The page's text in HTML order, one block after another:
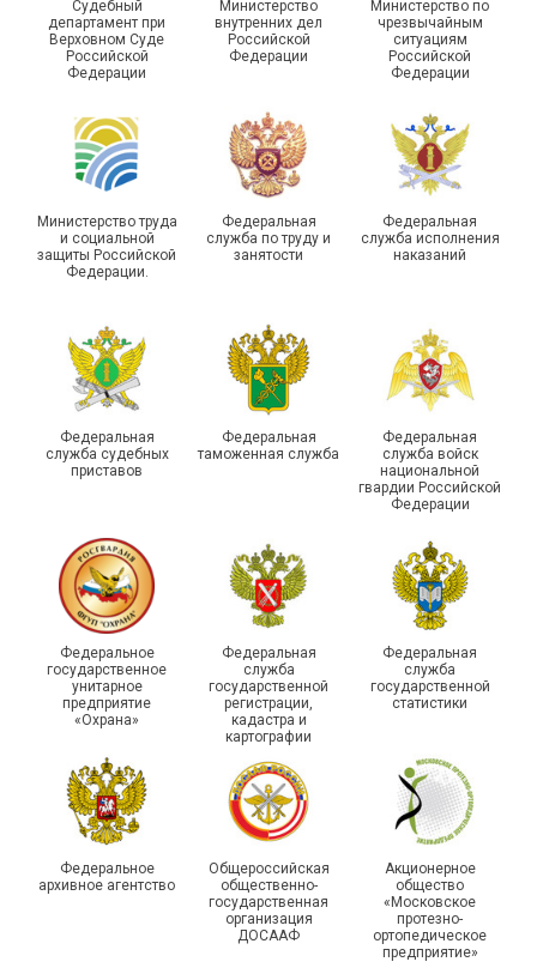
Чествование ветеранов
боевых действий
Самарской области
Подписано соглашение с
области
Единство традиций и сила
организаций ГУФСИН
России по Пермскому
краю приняли участие в
туристическом слете
215-й юбилей
государственной
статистики отметили в
Республике Саха (Якутия)
Храбрым детям – добрые
подарки
Судебный
департамент при
Верховном Суде
Российской
Федерации
Министерство
внутренних дел
Российской
Федерации
Министерство по
чрезвычайным
ситуациям
Российской
Федерации
Министерство труда
и социальной
защиты Российской
Федерации.
Федеральная
служба по труду и
занятости
Федеральная
служба исполнения
наказаний
Федеральная
служба судебных
приставов
Федеральная
таможенная служба
Федеральная
служба войск
национальной
гвардии Российской
Федерации
Федеральное
государственное
унитарное
предприятие
«Охрана»
Федеральная
служба
государственной
регистрации,
кадастра и
картографии
Федеральная
служба
государственной
статистики
Федеральное
архивное агентство
Общероссийская
общественно-
государственная
организация
ДОСААФ
Акционерное
общество
«Московское
протезно-
ортопедическое
предприятие»